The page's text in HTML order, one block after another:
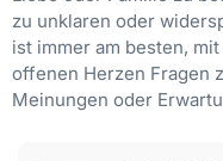
zu unklaren oder
ist immer am besten,
offenen Herzen Fragen
Meinungen oder